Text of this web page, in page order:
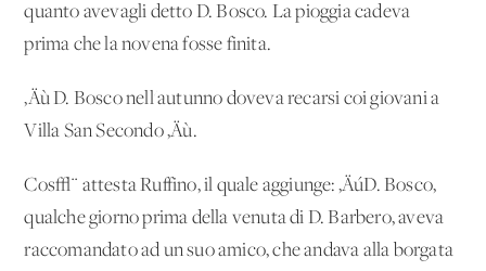
quanto avevagli detto D. Bosco. La pioggia cadeva
prima che la novena fosse finita.
‚Äù D. Bosco nell'autunno doveva recarsi coi giovani a
Villa San Secondo ‚Äù.
Cos√¨ attesta Ruffino, il quale aggiunge: ‚ÄúD. Bosco,
qualche giorno prima della venuta di D. Barbero, aveva
raccomandato ad un suo amico, che andava alla borgata